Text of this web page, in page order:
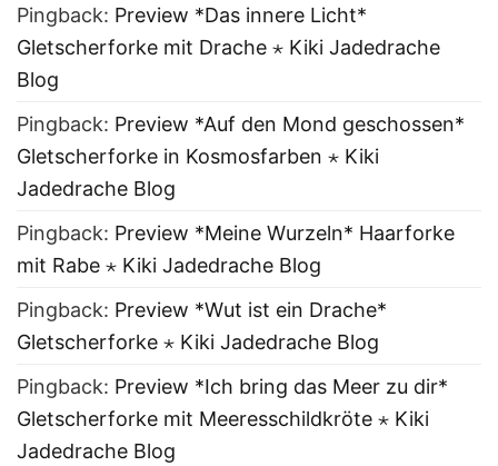
Pingback: Preview *Das innere Licht*
Gletscherforke mit Drache ⋆ Kiki Jadedrache
Blog
Pingback: Preview *Auf den Mond geschossen*
Gletscherforke in Kosmosfarben ⋆ Kiki
Jadedrache Blog
Pingback: Preview *Meine Wurzeln* Haarforke
mit Rabe ⋆ Kiki Jadedrache Blog
Pingback: Preview *Wut ist ein Drache*
Gletscherforke ⋆ Kiki Jadedrache Blog
Pingback: Preview *Ich bring das Meer zu dir*
Gletscherforke mit Meeresschildkröte ⋆ Kiki
Jadedrache Blog